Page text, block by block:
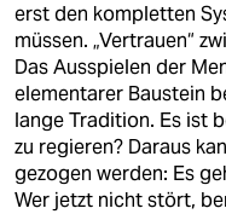
erst den kompletten
müssen. „Vertrauen“
Das Ausspielen der
elementarer Baustein
lange Tradition. Es ist
zu regieren? Daraus
gezogen werden: Es
Wer jetzt nicht stört,